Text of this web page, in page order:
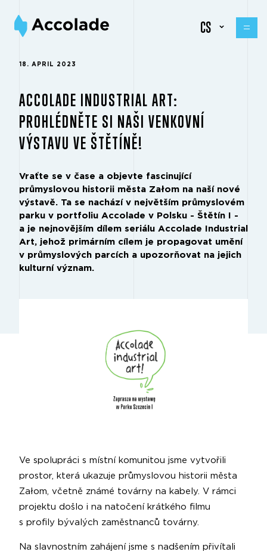
CS
18. APRIL 2023
ACCOLADE INDUSTRIAL ART:
PROHLÉDNĚTE SI NAŠI VENKOVNÍ
VÝSTAVU VE ŠTĚTÍNĚ!
Vraťte se v čase a objevte fascinující
průmyslovou historii města Załom na naší nové
výstavě. Ta se nachází v největším průmyslovém
parku v portfoliu Accolade v Polsku - Štětín I -
a je nejnovějším dílem seriálu Accolade Industrial
Art, jehož primárním cílem je propagovat umění
v průmyslových parcích a upozorňovat na jejich
kulturní význam.
Ve spolupráci s místní komunitou jsme vytvořili
prostor, která ukazuje průmyslovou historii města
Załom, včetně známé továrny na kabely. V rámci
projektu došlo i na natočení krátkého filmu
s profily bývalých zaměstnanců továrny.
Na slavnostním zahájení jsme s nadšením přivítali